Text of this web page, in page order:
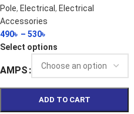
Pole, Electrical , Electrical
Accessories
490৳ – 530৳
Select options
AMPS
ADD TO CART